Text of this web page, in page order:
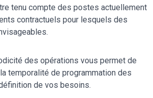
tenu compte des postes actuellement
contractuels pour lesquels des
des opérations vous permet de
temporalité de programmation des
de vos besoins.